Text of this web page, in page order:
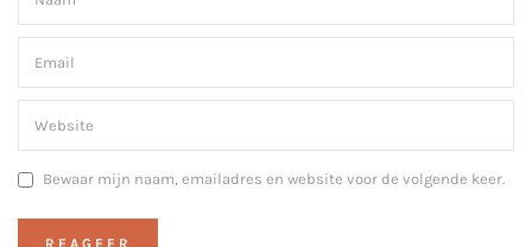
Bewaar mijn naam, emailadres en website voor de volgende keer.